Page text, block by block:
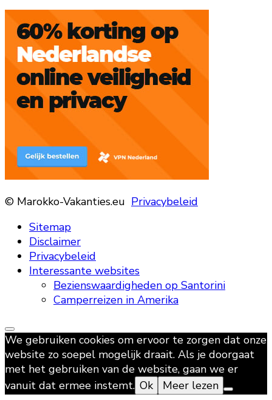
© Marokko-Vakanties.eu Privacybeleid
Sitemap
Disclaimer
Privacybeleid
Interessante websites
Bezienswaardigheden op Santorini
Camperreizen in Amerika
We gebruiken cookies om ervoor te zorgen dat onze
website zo soepel mogelijk draait. Als je doorgaat
met het gebruiken van de website, gaan we er
vanuit dat ermee instemt. Ok Meer lezen